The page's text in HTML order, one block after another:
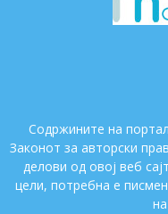
Содржините на
Законот за авторски
делови од овој веб
цели, потребна е